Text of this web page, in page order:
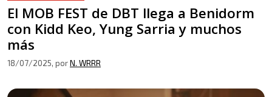
El MOB FEST de DBT llega a Benidorm
con Kidd Keo, Yung Sarria y muchos
más
18/07/2025, porN. WRRR